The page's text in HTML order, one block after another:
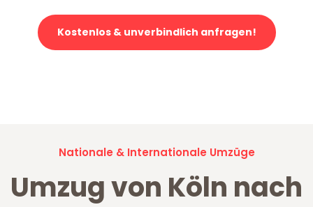
Kostenlos & unverbindlich anfragen!
Nationale & Internationale Umzüge
Umzug von Köln nach